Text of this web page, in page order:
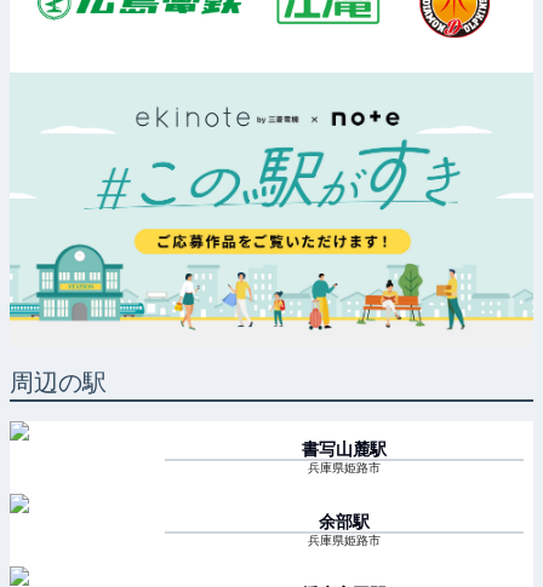
周辺の駅
書写山麓駅
兵庫県姫路市
余部駅
兵庫県姫路市